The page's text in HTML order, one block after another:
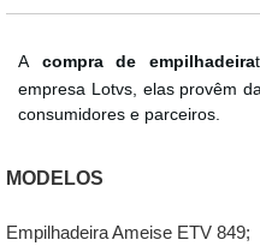
A compra de empilhadeira
empresa Lotvs, elas provêm
consumidores e parceiros.
MODELOS
Empilhadeira Ameise ETV 849;